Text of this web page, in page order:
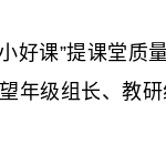
”提课堂质量
年级组长、教